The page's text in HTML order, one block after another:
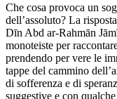
Che cosa provoca un
dell’assoluto? La
Dīn Abd ar-Rahmān
monoteiste per
prendendo per vere le
tappe del cammino
di sofferenza e di
suggestive e con